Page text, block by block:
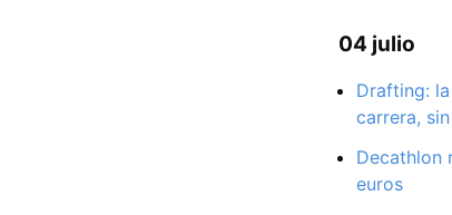
04 julio
Drafting:
carrera,
Decathlon
euros